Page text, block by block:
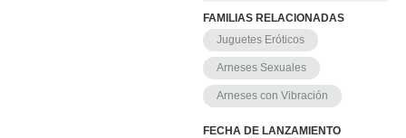
FAMILIAS RELACIONADAS
Juguetes Eróticos
Arneses Sexuales
Arneses con Vibración
FECHA DE LANZAMIENTO